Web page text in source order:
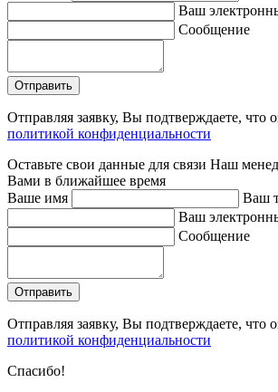
Ваш
Сообщение
Отправляя заявку, Вы подтверждаете, что
политикой конфиденциальности
Оставьте свои данные для связи Наш
Вами в ближайшее время
Ваше имя
Ваш
Ваш
Сообщение
Отправляя заявку, Вы подтверждаете, что
политикой конфиденциальности
Спасибо!